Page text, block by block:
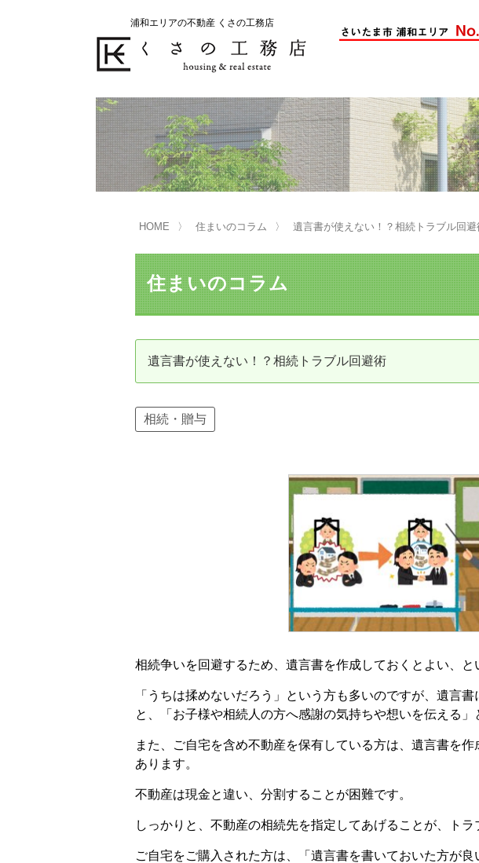
浦和エリアの不動産 くさの工務店
不動産の売却をお考えのお客様
くさの工務店が選ばれる理由 売却活動
買い替えサポート はじめての売却
不動産の相続 売却前の修繕・リフォーム
売却の流れ（手順）
不動産売却の詳しい流れ
不動産の残代金の受領について
不動産の購入をお考えのお客様
くさの工務店が選ばれる理由 購入されたお客様の声
住宅ローン控除・消費税について
リニュアル仲介とは
資産価値の減りにくい住宅購入 中古だから安心して購入できる
HOME 住まいのコラム 遺言書が使えない！？相続トラブル回避
住まいのコラム
遺言書が使えない！？相続トラブル回避術
相続・贈与
相続争いを回避するため、遺言書を作成しておくとよい、と
「うちは揉めないだろう」という方も多いのですが、遺言
と、「お子様や相続人の方へ感謝の気持ちや想いを伝える」
また、ご自宅を含め不動産を保有している方は、遺言書を
あります。
不動産は現金と違い、分割することが困難です。
しっかりと、不動産の相続先を指定してあげることが、トラ
ご自宅をご購入された方は、「遺言書を書いておいた方が